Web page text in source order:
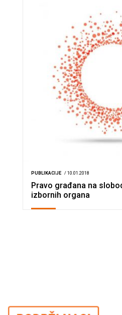
PUBLIKACIJE / 10.01.2018
Pravo građana na
izbornih organa